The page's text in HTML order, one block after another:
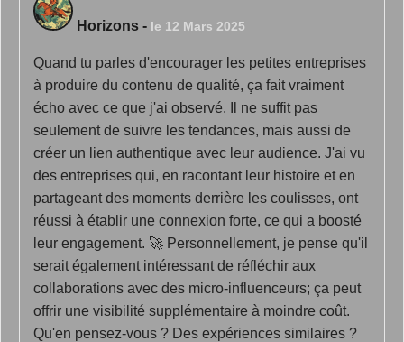
Horizons - le 12 Mars 2025
Quand tu parles d'encourager les petites entreprises
à produire du contenu de qualité, ça fait vraiment
écho avec ce que j'ai observé. Il ne suffit pas
seulement de suivre les tendances, mais aussi de
créer un lien authentique avec leur audience. J'ai vu
des entreprises qui, en racontant leur histoire et en
partageant des moments derrière les coulisses, ont
réussi à établir une connexion forte, ce qui a boosté
leur engagement. 🚀 Personnellement, je pense qu'il
serait également intéressant de réfléchir aux
collaborations avec des micro-influenceurs; ça peut
offrir une visibilité supplémentaire à moindre coût.
Qu'en pensez-vous ? Des expériences similaires ?